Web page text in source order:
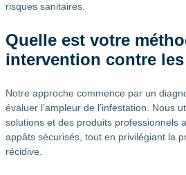
risques sanitaires.
Quelle est votre
intervention contre
Notre approche commence par un
évaluer l’ampleur de l’infestation. Nous
solutions et des produits professionnels
appâts sécurisés, tout en privilégiant la
récidive.